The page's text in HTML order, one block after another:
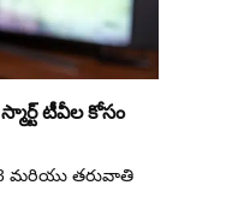
టీవీల కోసం
మరియు తరువాతి